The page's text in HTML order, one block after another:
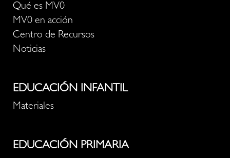
Qué es MV0
MV0 en acción
Centro de Recursos
Noticias
EDUCACIÓN INFANTIL
Materiales
EDUCACIÓN PRIMARIA